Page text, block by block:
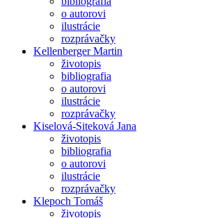
o autorovi
ilustrácie
rozprávačky
Kellenberger Martin
životopis
bibliografia
o autorovi
ilustrácie
rozprávačky
Kiselová-Siteková Jana
životopis
bibliografia
o autorovi
ilustrácie
rozprávačky
Klepoch Tomáš
životopis